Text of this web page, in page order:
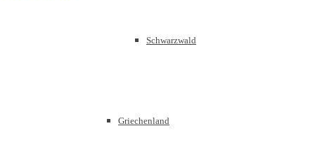
Schwarzwald
Griechenland